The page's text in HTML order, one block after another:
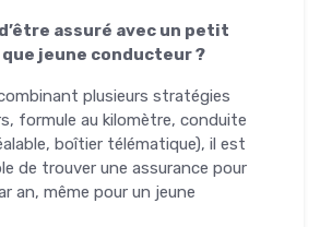
assuré avec un petit
jeune conducteur ?
plusieurs stratégies
formule au kilomètre, conduite
boîtier télématique), il est
de trouver une assurance pour
an, même pour un jeune